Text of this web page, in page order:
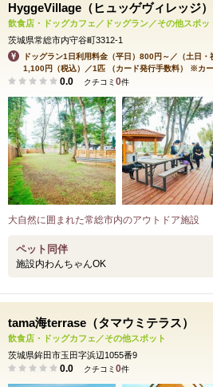
HyggeVillage（ヒュッゲヴィレッジ）
飲食店・ドッグカフェ／ドッグラン／その他スポッ
茨城県常総市内守谷町3312-1
ドッグラン1日利用料金（平日）800円～／（土日
1,100円（税込）／1匹 （カード発行手数料） ※カ
0.0 クチコミ 0件
大自然に囲まれた常総市内のアウトドア施設
ペット同伴
施設内わんちゃんOK
tama海terrase（タマウミテラス）
飲食店・ドッグカフェ／その他スポット
茨城県鉾田市玉田字浜辺1055番9
0.0 クチコミ 0件